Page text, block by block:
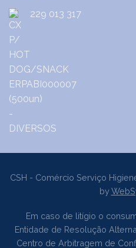
229 013 317
CSH - Comércio Serviço
by
Em caso de litígio o
Entidade de Resolução
Centro de Arbitragem de